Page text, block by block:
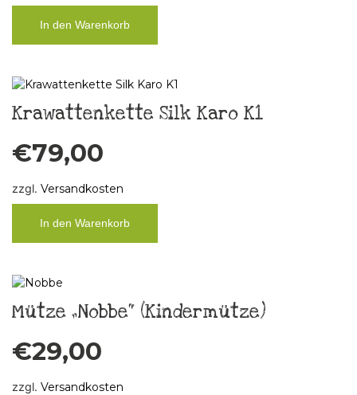
In den Warenkorb
Krawattenkette Silk Karo K1
€79,00
zzgl. Versandkosten
In den Warenkorb
Mütze „Nobbe“ (Kindermütze)
€29,00
zzgl. Versandkosten